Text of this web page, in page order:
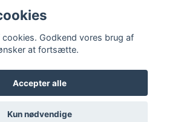
© 2026 Goodbye circus
Godkend vores brug af
at fortsætte.
Accepter alle
Kun nødvendige